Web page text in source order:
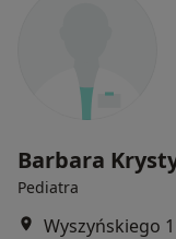
Barbara
Pediatra
Wyszyńskiego